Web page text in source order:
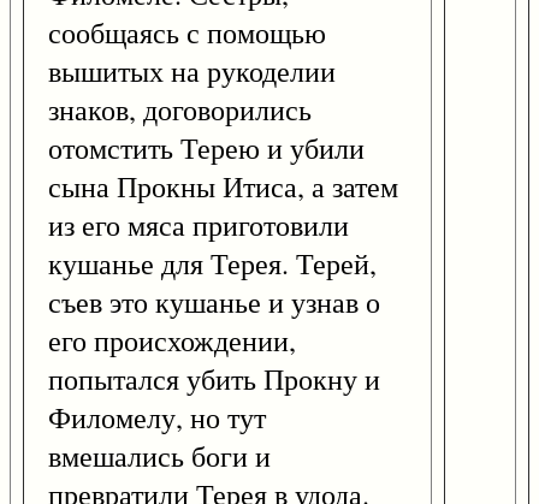
сообщаясь с помощью
вышитых на рукоделии
знаков, договорились
отомстить Терею и убили
сына Прокны Итиса, а затем
из его мяса приготовили
кушанье для Терея. Терей,
съев это кушанье и узнав о
его происхождении,
попытался убить Прокну и
Филомелу, но тут
вмешались боги и
превратили Терея в удода.